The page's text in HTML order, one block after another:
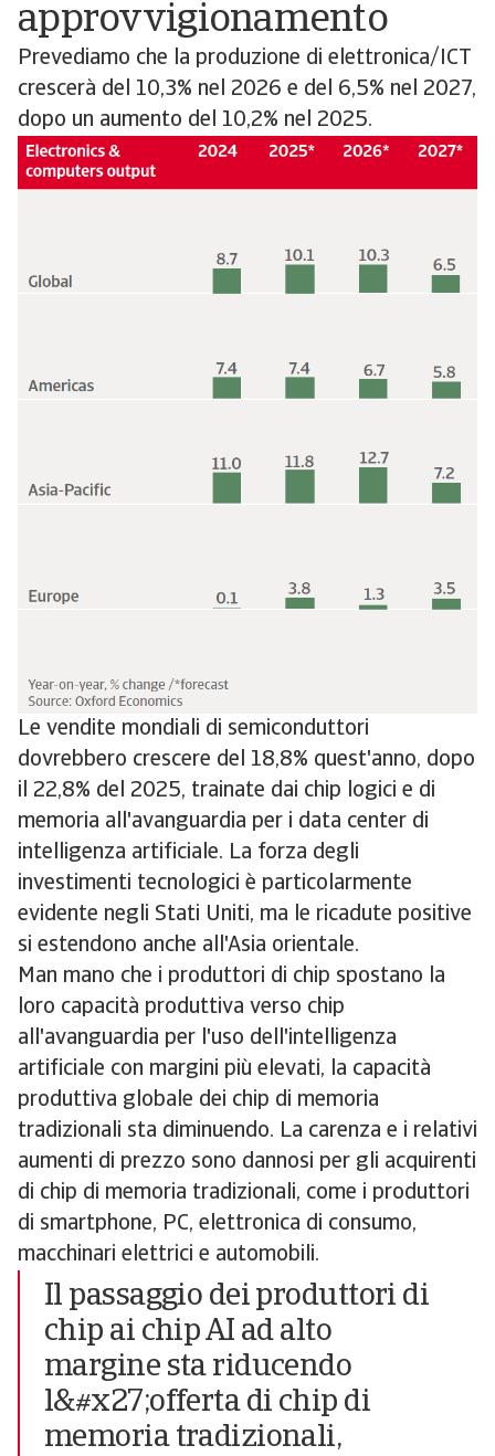
approvvigionamento
Prevediamo che la produzione di elettronica/ICT
crescerà del 10,3% nel 2026 e del 6,5% nel 2027,
dopo un aumento del 10,2% nel 2025.
Le vendite mondiali di semiconduttori
dovrebbero crescere del 18,8% quest'anno, dopo
il 22,8% del 2025, trainate dai chip logici e di
memoria all'avanguardia per i data center di
intelligenza artificiale. La forza degli
investimenti tecnologici è particolarmente
evidente negli Stati Uniti, ma le ricadute positive
si estendono anche all'Asia orientale.
Man mano che i produttori di chip spostano la
loro capacità produttiva verso chip
all'avanguardia per l'uso dell'intelligenza
artificiale con margini più elevati, la capacità
produttiva globale dei chip di memoria
tradizionali sta diminuendo. La carenza e i relativi
aumenti di prezzo sono dannosi per gli acquirenti
di chip di memoria tradizionali, come i produttori
di smartphone, PC, elettronica di consumo,
macchinari elettrici e automobili.
Il passaggio dei produttori di
chip ai chip AI ad alto
margine sta riducendo
l&#x27;offerta di chip di
memoria tradizionali,